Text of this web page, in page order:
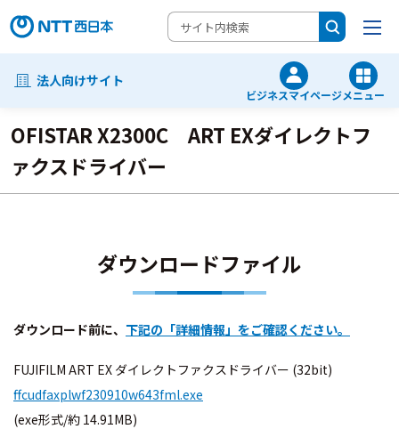
法人向けサイト
ビジネスマイページメニュー
OFISTAR X2300C ART EXダイレクトフ
ァクスドライバー
ダウンロードファイル
ダウンロード前に、 下記の「詳細情報」をご確認ください。
FUJIFILM ART EX ダイレクトファクスドライバー (32bit)
ffcudfaxplwf230910w643fml.exe
(exe形式/約 14.91MB)